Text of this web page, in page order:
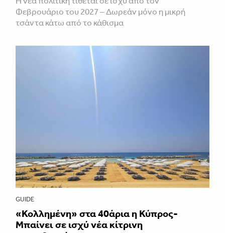
Φεβρουάριο του 2027 – Δωρεάν μόνο η μικρή
τσάντα κάτω από το κάθισμα
GUIDE
«Κολλημένη» στα 40άρια η Κύπρος-
Μπαίνει σε ισχύ νέα κίτρινη